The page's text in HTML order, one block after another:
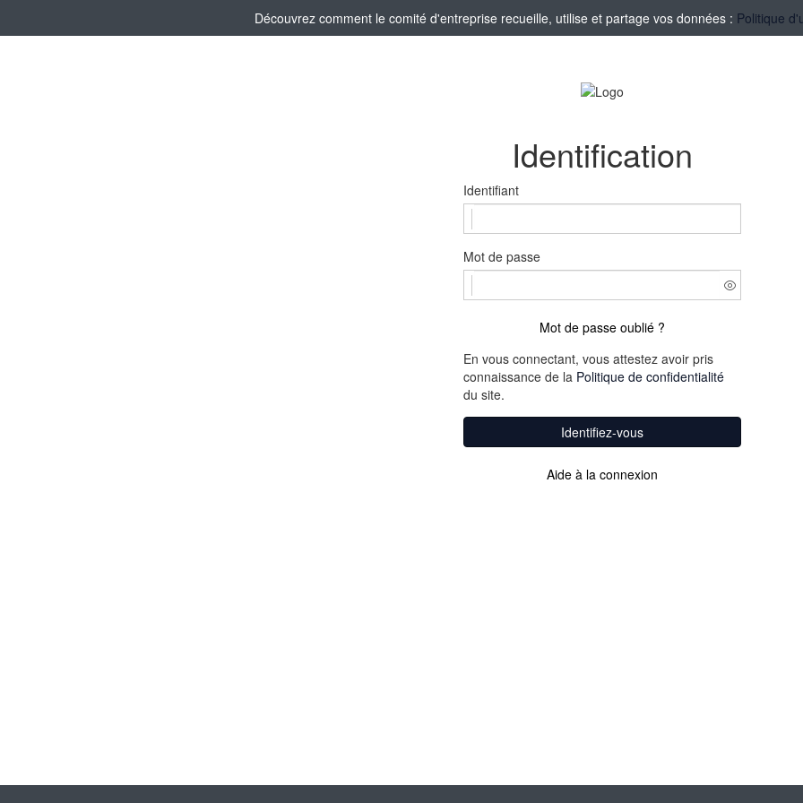
Découvrez comment le comité d'entreprise recueille, utilise et partage vos données : Politique
Identification
Identifiant
Mot de passe
Mot de passe oublié ?
En vous connectant, vous attestez avoir pris
connaissance de la Politique de confidentialité
du site.
Identifiez-vous
Aide à la connexion